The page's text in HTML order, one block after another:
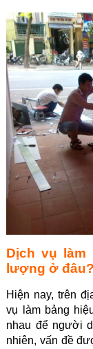
Dịch vụ làm
lượng ở đâu?
Hiện nay, trên
vụ làm bảng
nhau để người
nhiên, vấn đề